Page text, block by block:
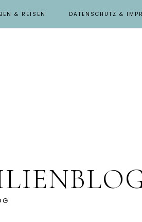
& REISEN DATENSCHUTZ &